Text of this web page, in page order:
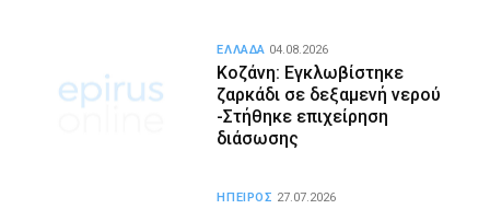
Κοζάνη: Εγκλωβίστηκε
ζαρκάδι σε δεξαμενή νερού
-Στήθηκε επιχείρηση
διάσωσης
ΕΛΛΑΔΑ 04.08.2026
ΗΠΕΙΡΟΣ 27.07.2026